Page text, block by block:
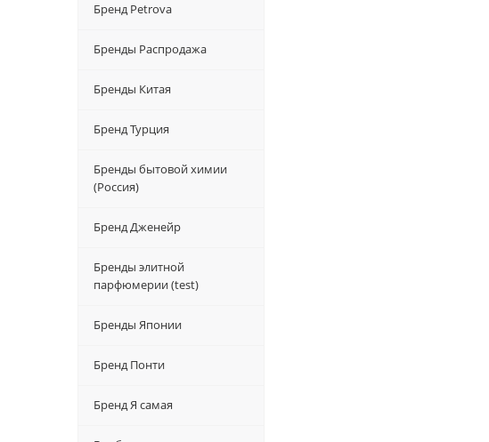
Бренд Petrova
Бренды Распродажа
Бренды Китая
Бренд Турция
Бренды бытовой химии
(Россия)
Бренд Дженейр
Бренды элитной
парфюмерии (test)
Бренды Японии
Бренд Понти
Бренд Я самая